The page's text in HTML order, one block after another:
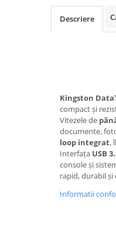
Cerneală & Cap de Printare
Consumabile - toner
Imprimante Large Format
Plottere & Scannere
Scannere Documente
TV, Audio-Video &
Monitoare Gaming &
Monitoare Business
Descriere
Kingston
compact și
Vitezele de
documente,
loop integrat,
Interfața USB
console și
rapid, durabil și
Informatii